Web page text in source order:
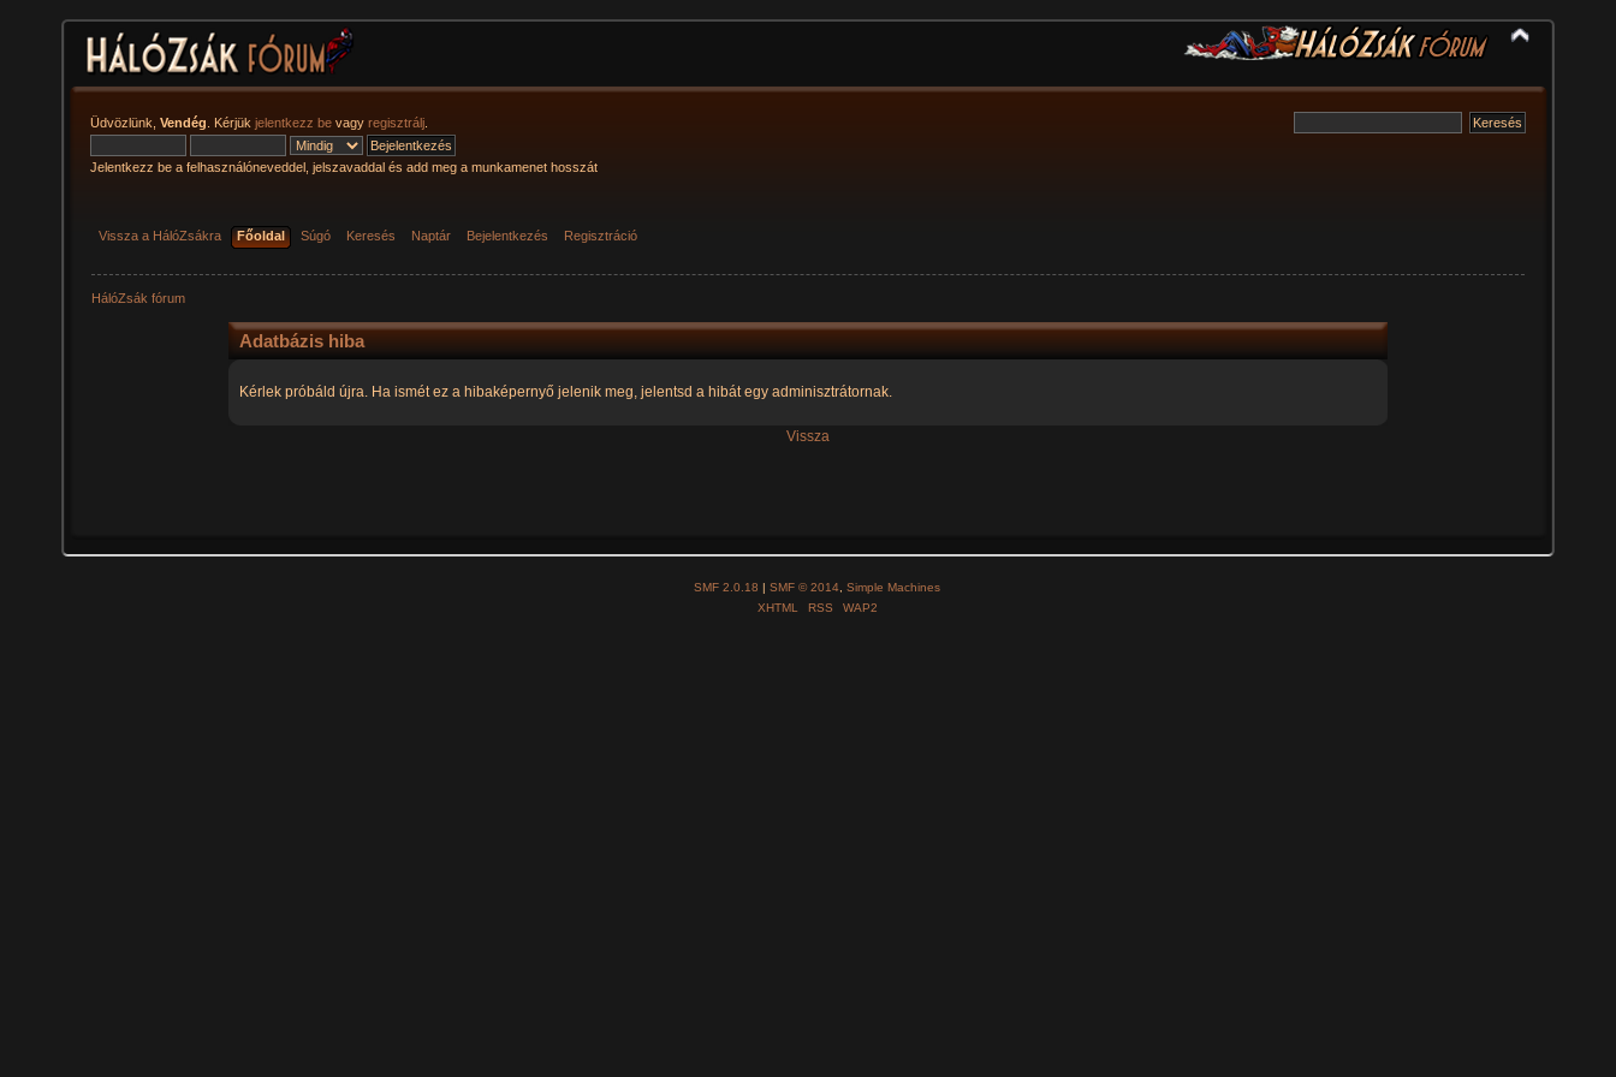
Üdvözlünk, Vendég . Kérjük jelentkezz be vagy regisztrálj
Jelentkezz be a felhasználóneveddel, jelszavaddal és add meg a munkamenet hosszát
Vissza a HálóZsákra Főoldal Súgó Keresés Naptár Bejelentkezés Regisztráció
HálóZsák fórum
Adatbázis hiba
Kérlek próbáld újra. Ha ismét ez a hibaképernyő jelenik meg, jelentsd a hibát egy adminisztrátornak.
Vissza
SMF 2.0.18 | SMF © 2014, Simple Machines
XHTML
RSS WAP2